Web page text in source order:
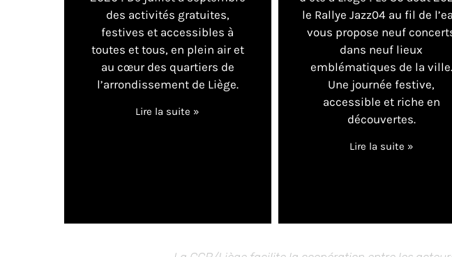
des activités gratuites,
festives et accessibles à
toutes et tous, en plein air et
au cœur des quartiers de
l’arrondissement de Liège.
Lire la suite »
le Rallye Jazz04 au fil de
vous propose neuf
dans neuf lieux
emblématiques de la ville.
Une journée festive,
accessible et riche en
découvertes.
Lire la suite »